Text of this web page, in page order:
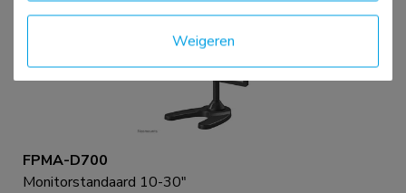
FPMA-D700
Monitorstandaard 10-30"
Weigeren